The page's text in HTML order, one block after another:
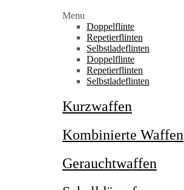
Menu
Doppelflinte
Repetierflinten
Selbstladeflinten
Doppelflinte
Repetierflinten
Selbstladeflinten
Kurzwaffen
Kombinierte Waffen
Gerauchtwaffen